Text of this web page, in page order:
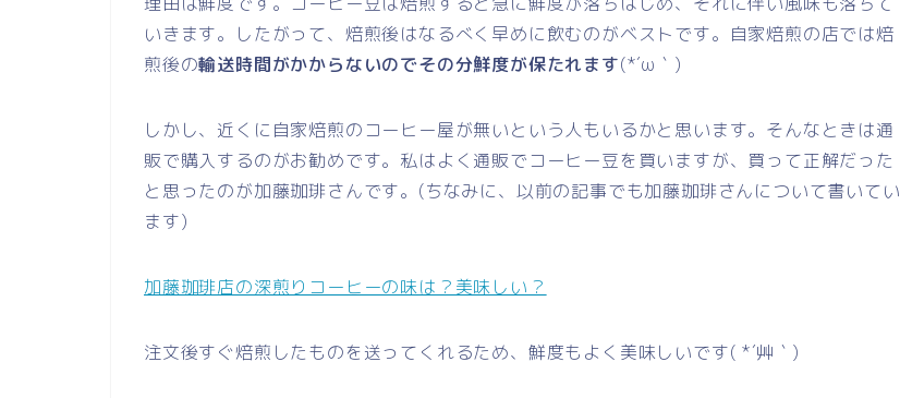
いきます。したがって、焙煎後はなるべく早めに飲むのがベストです。自家焙煎の店では焙
煎後の輸送時間がかからないのでその分鮮度が保たれます(*´ω｀)
しかし、近くに自家焙煎のコーヒー屋が無いという人もいるかと思います。そんなときは通
販で購入するのがお勧めです。私はよく通販でコーヒー豆を買いますが、買って正解だった
と思ったのが加藤珈琲さんです。(ちなみに、以前の記事でも加藤珈琲さんについて書いてい
ます)
加藤珈琲店の深煎りコーヒーの味は？美味しい？
注文後すぐ焙煎したものを送ってくれるため、鮮度もよく美味しいです( *´艸｀)